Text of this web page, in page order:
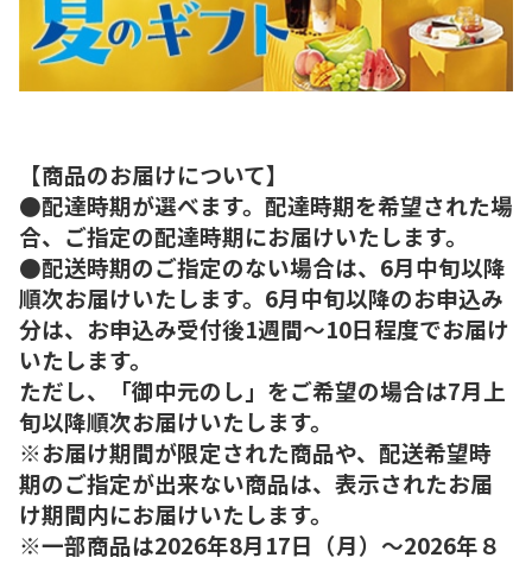
【商品のお届けについて】
●配達時期が選べます。配達時期を希望された場
合、ご指定の配達時期にお届けいたします。
●配送時期のご指定のない場合は、6月中旬以降
順次お届けいたします。6月中旬以降のお申込み
分は、お申込み受付後1週間～10日程度でお届け
いたします。
ただし、「御中元のし」をご希望の場合は7月上
旬以降順次お届けいたします。
※お届け期間が限定された商品や、配送希望時
期のご指定が出来ない商品は、表示されたお届
け期間内にお届けいたします。
※一部商品は2026年8月17日（月）～2026年８